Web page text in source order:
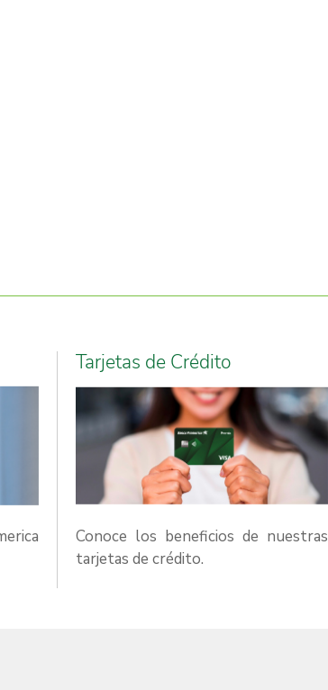
ROBLE (ATM)
Tarjetas de Crédito
Conoce los beneficios de nuestras
tarjetas de crédito.